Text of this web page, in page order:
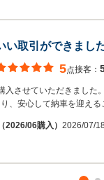
い取引ができまし
5点接客：
入させていただきました
、安心して納車を迎え
2026/06購入） 2026/07/